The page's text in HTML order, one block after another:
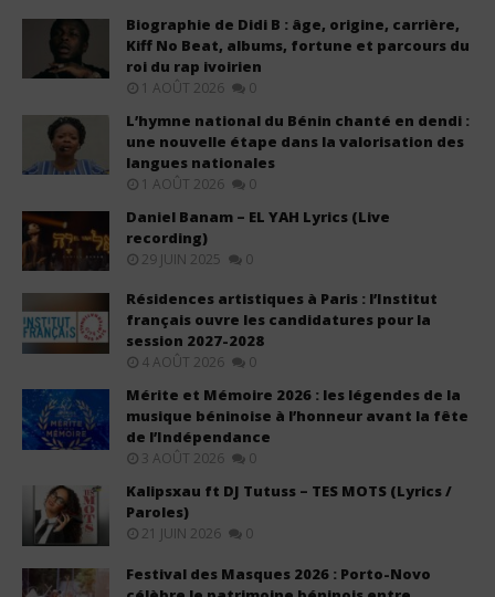
Biographie de Didi B : âge, origine, carrière,
Kiff No Beat, albums, fortune et parcours du
roi du rap ivoirien
1 AOÛT 2026 0
L’hymne national du Bénin chanté en dendi :
une nouvelle étape dans la valorisation des
langues nationales
1 AOÛT 2026 0
Daniel Banam – EL YAH Lyrics (Live
recording)
29 JUIN 2025 0
Résidences artistiques à Paris : l’Institut
français ouvre les candidatures pour la
session 2027-2028
4 AOÛT 2026 0
Mérite et Mémoire 2026 : les légendes de la
musique béninoise à l’honneur avant la fête
de l’Indépendance
3 AOÛT 2026 0
Kalipsxau ft DJ Tutuss – TES MOTS (Lyrics /
Paroles)
21 JUIN 2026 0
Festival des Masques 2026 : Porto-Novo